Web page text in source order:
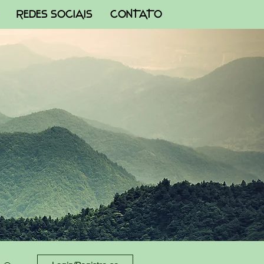
REDES SOCIAIS CONTATO